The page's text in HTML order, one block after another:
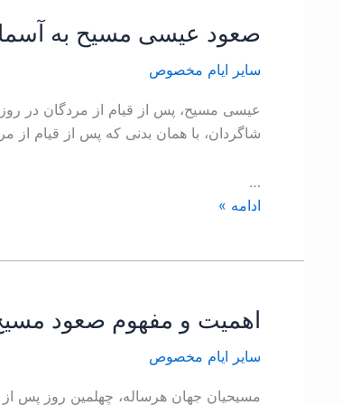
صعود عيسی مسيح به
ساير ايام مخصوص
عيسی مسيح، پس از قيام از مردگان در روز
شاگردان، با همان بدنی که پس از قيام
…
صعود
مسيح
آسمان
ادامه »
اهمیت و مفهوم صعود
ساير ايام مخصوص
مسیحیان جهان هرساله، چهلمین روز پس
اهمیت
مفهوم